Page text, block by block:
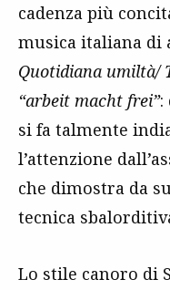
cadenza più
musica italiana di
Quotidiana umiltà/
“arbeit macht frei”:
si fa talmente
l’attenzione
che dimostra da
tecnica
Lo stile canoro di